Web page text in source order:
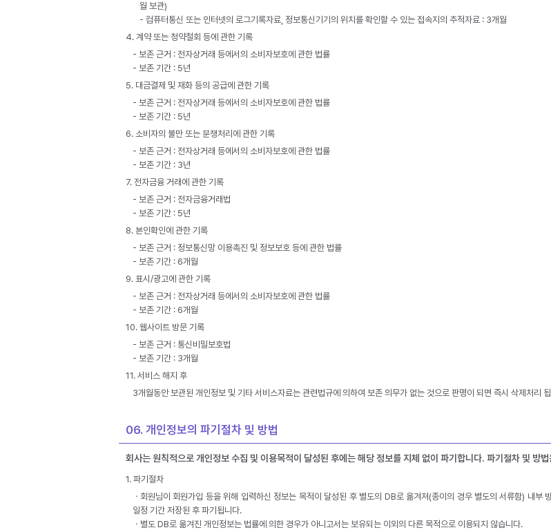
월 보관)
- 컴퓨터통신 또는 인터넷의 로그기록자료, 정보통신기기의 위치를 확인할 수 있는 접속지의 추적자료 : 3개월
4. 계약 또는 청약철회 등에 관한 기록
- 보존 근거 : 전자상거래 등에서의 소비자보호에 관한 법률
- 보존 기간 : 5년
5. 대금결제 및 재화 등의 공급에 관한 기록
- 보존 근거 : 전자상거래 등에서의 소비자보호에 관한 법률
- 보존 기간 : 5년
6. 소비자의 불만 또는 분쟁처리에 관한 기록
- 보존 근거 : 전자상거래 등에서의 소비자보호에 관한 법률
- 보존 기간 : 3년
7. 전자금융 거래에 관한 기록
- 보존 근거 : 전자금융거래법
- 보존 기간 : 5년
8. 본인확인에 관한 기록
- 보존 근거 : 정보통신망 이용촉진 및 정보보호 등에 관한 법률
- 보존 기간 : 6개월
9. 표시/광고에 관한 기록
- 보존 근거 : 전자상거래 등에서의 소비자보호에 관한 법률
- 보존 기간 : 6개월
10. 웹사이트 방문 기록
- 보존 근거 : 통신비밀보호법
- 보존 기간 : 3개월
11. 서비스 해지 후
3개월동안 보관된 개인정보 및 기타 서비스자료는 관련법규에 의하여 보존 의무가 없는 것으로 판명이 되면 즉시 삭제처리
06. 개인정보의 파기절차 및 방법
회사는 원칙적으로 개인정보 수집 및 이용목적이 달성된 후에는 해당 정보를 지체 없이 파기합니다. 파기절차 및 방
1. 파기절차
ㆍ회원님이 회원가입 등을 위해 입력하신 정보는 목적이 달성된 후 별도의 DB로 옮겨져(종이의 경우 별도의 서류함) 내
일정 기간 저장된 후 파기됩니다.
ㆍ별도 DB로 옮겨진 개인정보는 법률에 의한 경우가 아니고서는 보유되는 이외의 다른 목적으로 이용되지 않습니다.